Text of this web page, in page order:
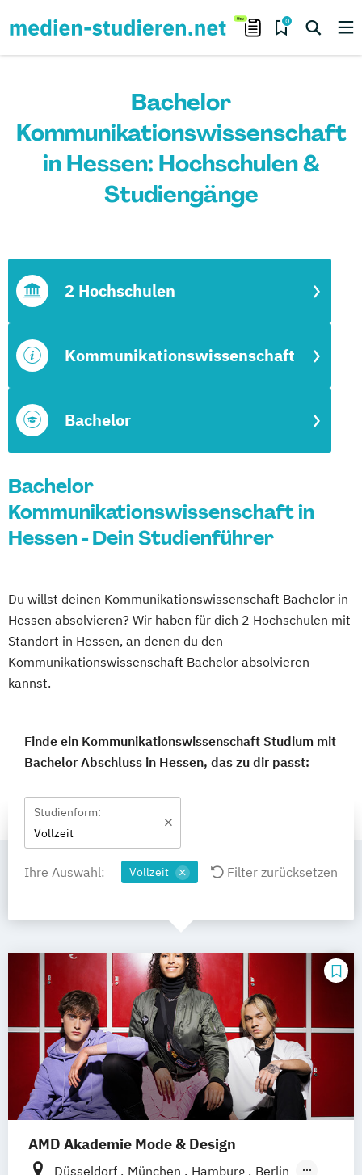
0
Bachelor
Kommunikationswissenschaft
in Hessen: Hochschulen &
Studiengänge
Bachelor
Kommunikationswissenschaft
2 Hochschulen
Bachelor
Kommunikationswissenschaft in
Hessen - Dein Studienführer
Du willst deinen Kommunikationswissenschaft Bachelor in
Hessen absolvieren? Wir haben für dich 2 Hochschulen mit
Standort in Hessen, an denen du den
Kommunikationswissenschaft Bachelor absolvieren
kannst.
Finde ein Kommunikationswissenschaft Studium mit
Bachelor Abschluss in Hessen, das zu dir passt:
Studienform:
Vollzeit
Ihre Auswahl: Vollzeit Filter zurücksetzen
AMD Akademie Mode & Design
Düsseldorf München Hamburg
Berlin